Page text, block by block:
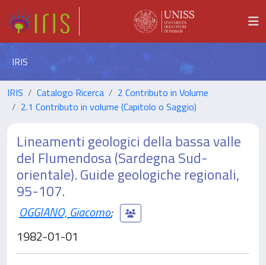
IRIS
IRIS Catalogo Ricerca
2 Contributo in Volume
2.1 Contributo in volume (Capitolo o Saggio)
Lineamenti geologici della bassa valle
del Flumendosa (Sardegna Sud-
orientale). Guide geologiche regionali,
95-107.
OGGIANO, Giacomo;
1982-01-01